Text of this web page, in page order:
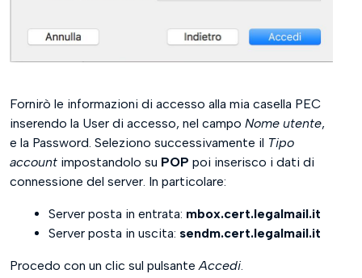
Fornirò le informazioni di accesso alla mia casella PEC
inserendo la User di accesso, nel campo Nome utente,
e la Password. Seleziono successivamente il Tipo
account impostandolo su POP poi inserisco i dati di
connessione del server. In particolare:
Server posta in entrata: mbox.cert.legalmail.it
Server posta in uscita: sendm.cert.legalmail.it
Procedo con un clic sul pulsanteAccedi.